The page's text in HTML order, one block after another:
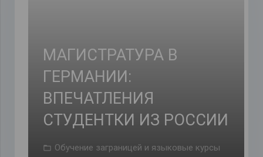
МАГИСТРАТУРА В
ГЕРМАНИИ:
ВПЕЧАТЛЕНИЯ
СТУДЕНТКИ ИЗ РОССИИ
Обучение заграницей и языковые курсы